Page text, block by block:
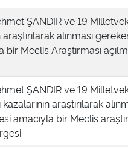
ŞANDIR ve 19
alınması
Meclis Araştırması
ŞANDIR ve 19
araştırılarak
amacıyla bir Meclis